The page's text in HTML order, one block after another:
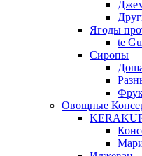
Ягоды
te
Сиропы
Овощные